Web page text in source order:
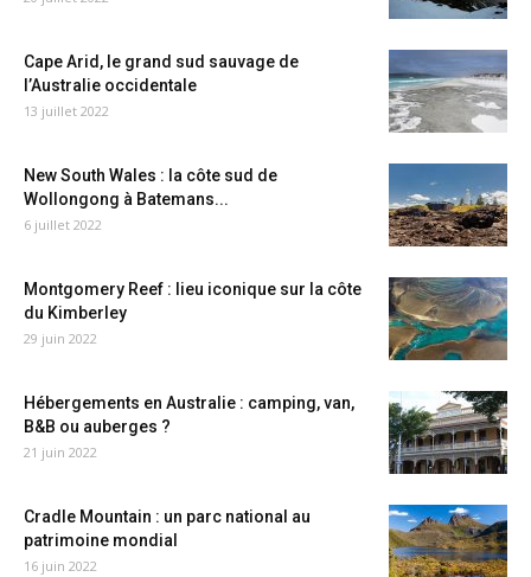
Cape Arid, le grand sud sauvage de
l’Australie occidentale
13 juillet 2022
New South Wales : la côte sud de
Wollongong à Batemans...
6 juillet 2022
Montgomery Reef : lieu iconique sur la côte
du Kimberley
29 juin 2022
Hébergements en Australie : camping, van,
B&B ou auberges ?
21 juin 2022
Cradle Mountain : un parc national au
patrimoine mondial
16 juin 2022